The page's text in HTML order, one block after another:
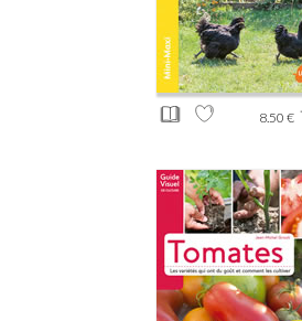
8.50 €